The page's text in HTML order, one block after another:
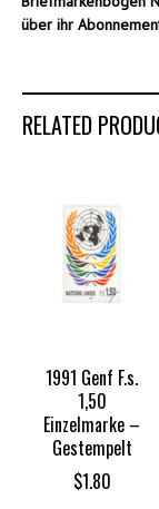
über ihr
RELATED
1991 Genf F.s.
1,50
Einzelmarke –
Gestempelt
$1.80